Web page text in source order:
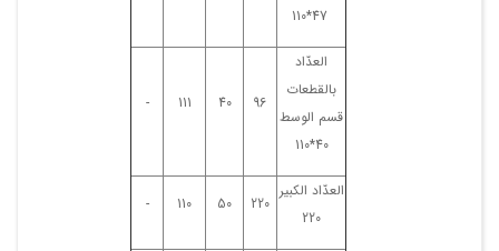
العدّاد
بالقطعات
قسم الوسط
40*110
96
40
111
-
العدّاد الکبیر
220
220
50
110
-